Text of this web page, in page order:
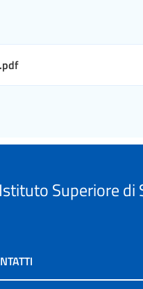
Istituto Superiore di